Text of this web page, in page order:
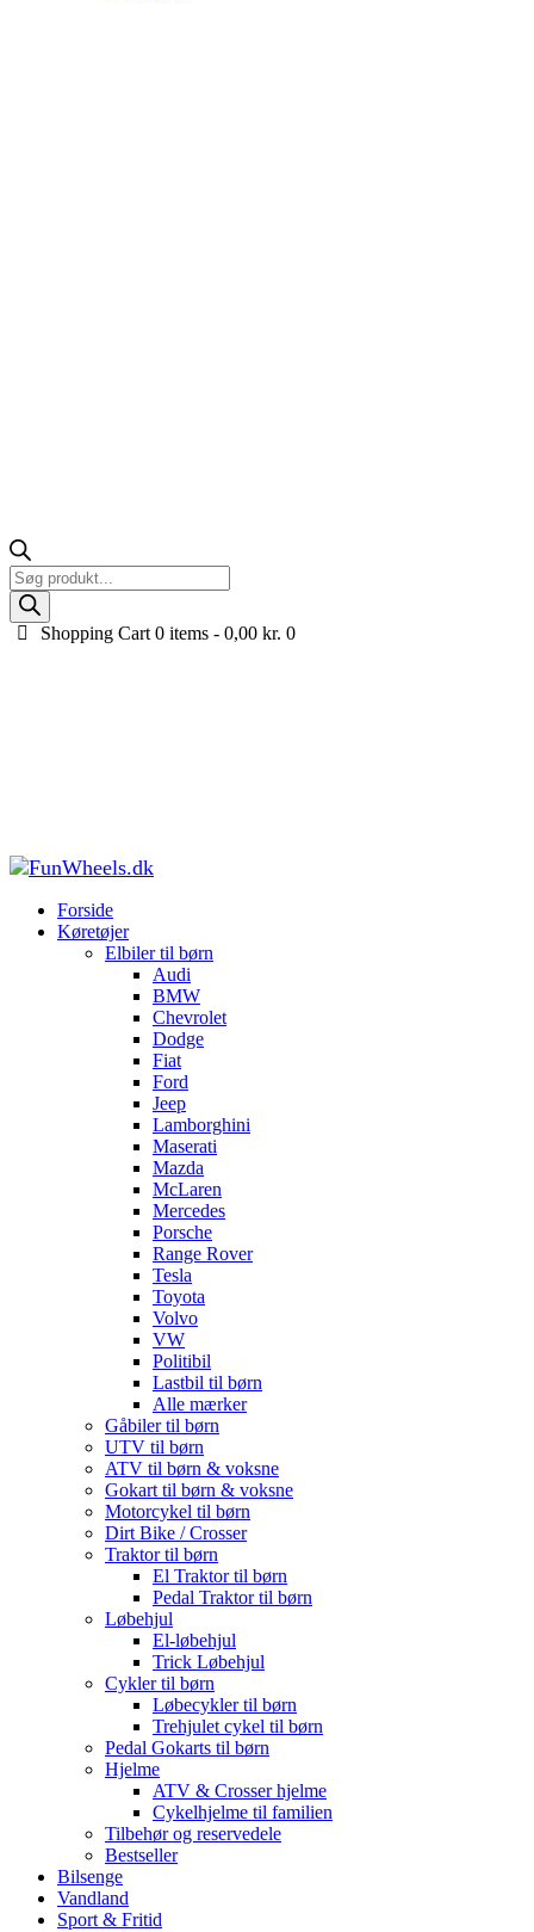
Products
search
Shopping Cart 0 items -0,00kr. 0
Forside
Køretøjer
Elbiler til børn
Audi
BMW
Chevrolet
Dodge
Fiat
Ford
Jeep
Lamborghini
Maserati
Mazda
McLaren
Mercedes
Porsche
Range Rover
Tesla
Toyota
Volvo
VW
Politibil
Lastbil til børn
Alle mærker
Gåbiler til børn
UTV til børn
ATV til børn & voksne
Gokart til børn & voksne
Motorcykel til børn
Dirt Bike / Crosser
Traktor til børn
El Traktor til børn
Pedal Traktor til børn
Løbehjul
El-løbehjul
Trick Løbehjul
Cykler til børn
Løbecykler til børn
Trehjulet cykel til børn
Pedal Gokarts til børn
Hjelme
ATV & Crosser hjelme
Cykelhjelme til familien
Tilbehør og reservedele
Bestseller
Bilsenge
Vandland
Sport & Fritid